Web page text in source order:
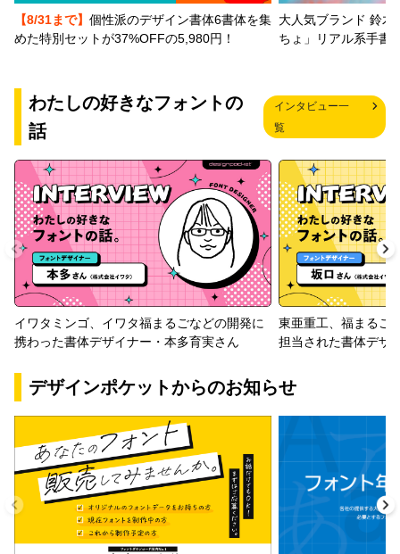
【8/31まで】 個性派のデザイン書体6書体を集
めた特別セットが37%OFFの5,980円！
大人気ブランド 鈴木
ちょ」リアル系手書
わたしの好きなフォントの
話
インタビュー一
覧
イワタミンゴ、イワタ福まるごなどの開発に
携わった書体デザイナー・本多育実さん
東亜重工、福まるご
担当された書体デザ
デザインポケットからのお知らせ